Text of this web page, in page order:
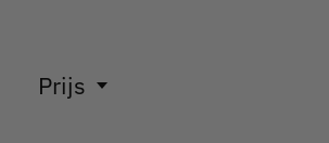
Prijs